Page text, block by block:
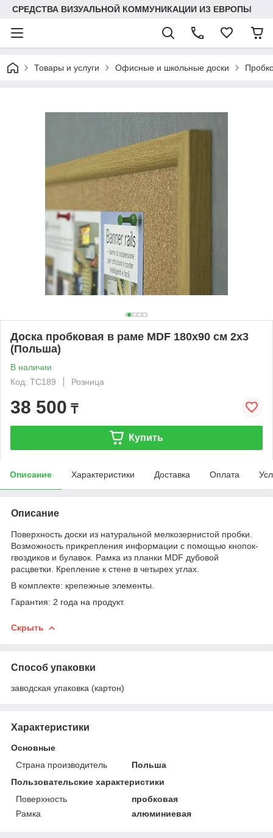
СРЕДСТВА ВИЗУАЛЬНОЙ КОММУНИКАЦИИ ИЗ ЕВРОПЫ
Товары и услуги Офисные и школьные доски
Доска пробковая в раме MDF 180х90 см 2x3
(Польша)
В наличии
Код: TC189
Розница
38 500 ₸
Купить
Описание Характеристики Доставка Оплата
Описание
Поверхность доски из натуральной мелкозернистой пробки.
Возможность прикрепления информации с помощью кнопок-
гвоздиков и булавок. Рамка из планки MDF дубовой
расцветки. Крепление к стене в четырех углах.
В комплекте: крепежные элементы.
Гарантия: 2 года на продукт.
Скрыть
Способ упаковки
заводская упаковка (картон)
Характеристики
Основные
Страна производитель
Польша
Пользовательские характеристики
Поверхность
пробковая
Рамка
алюминиевая